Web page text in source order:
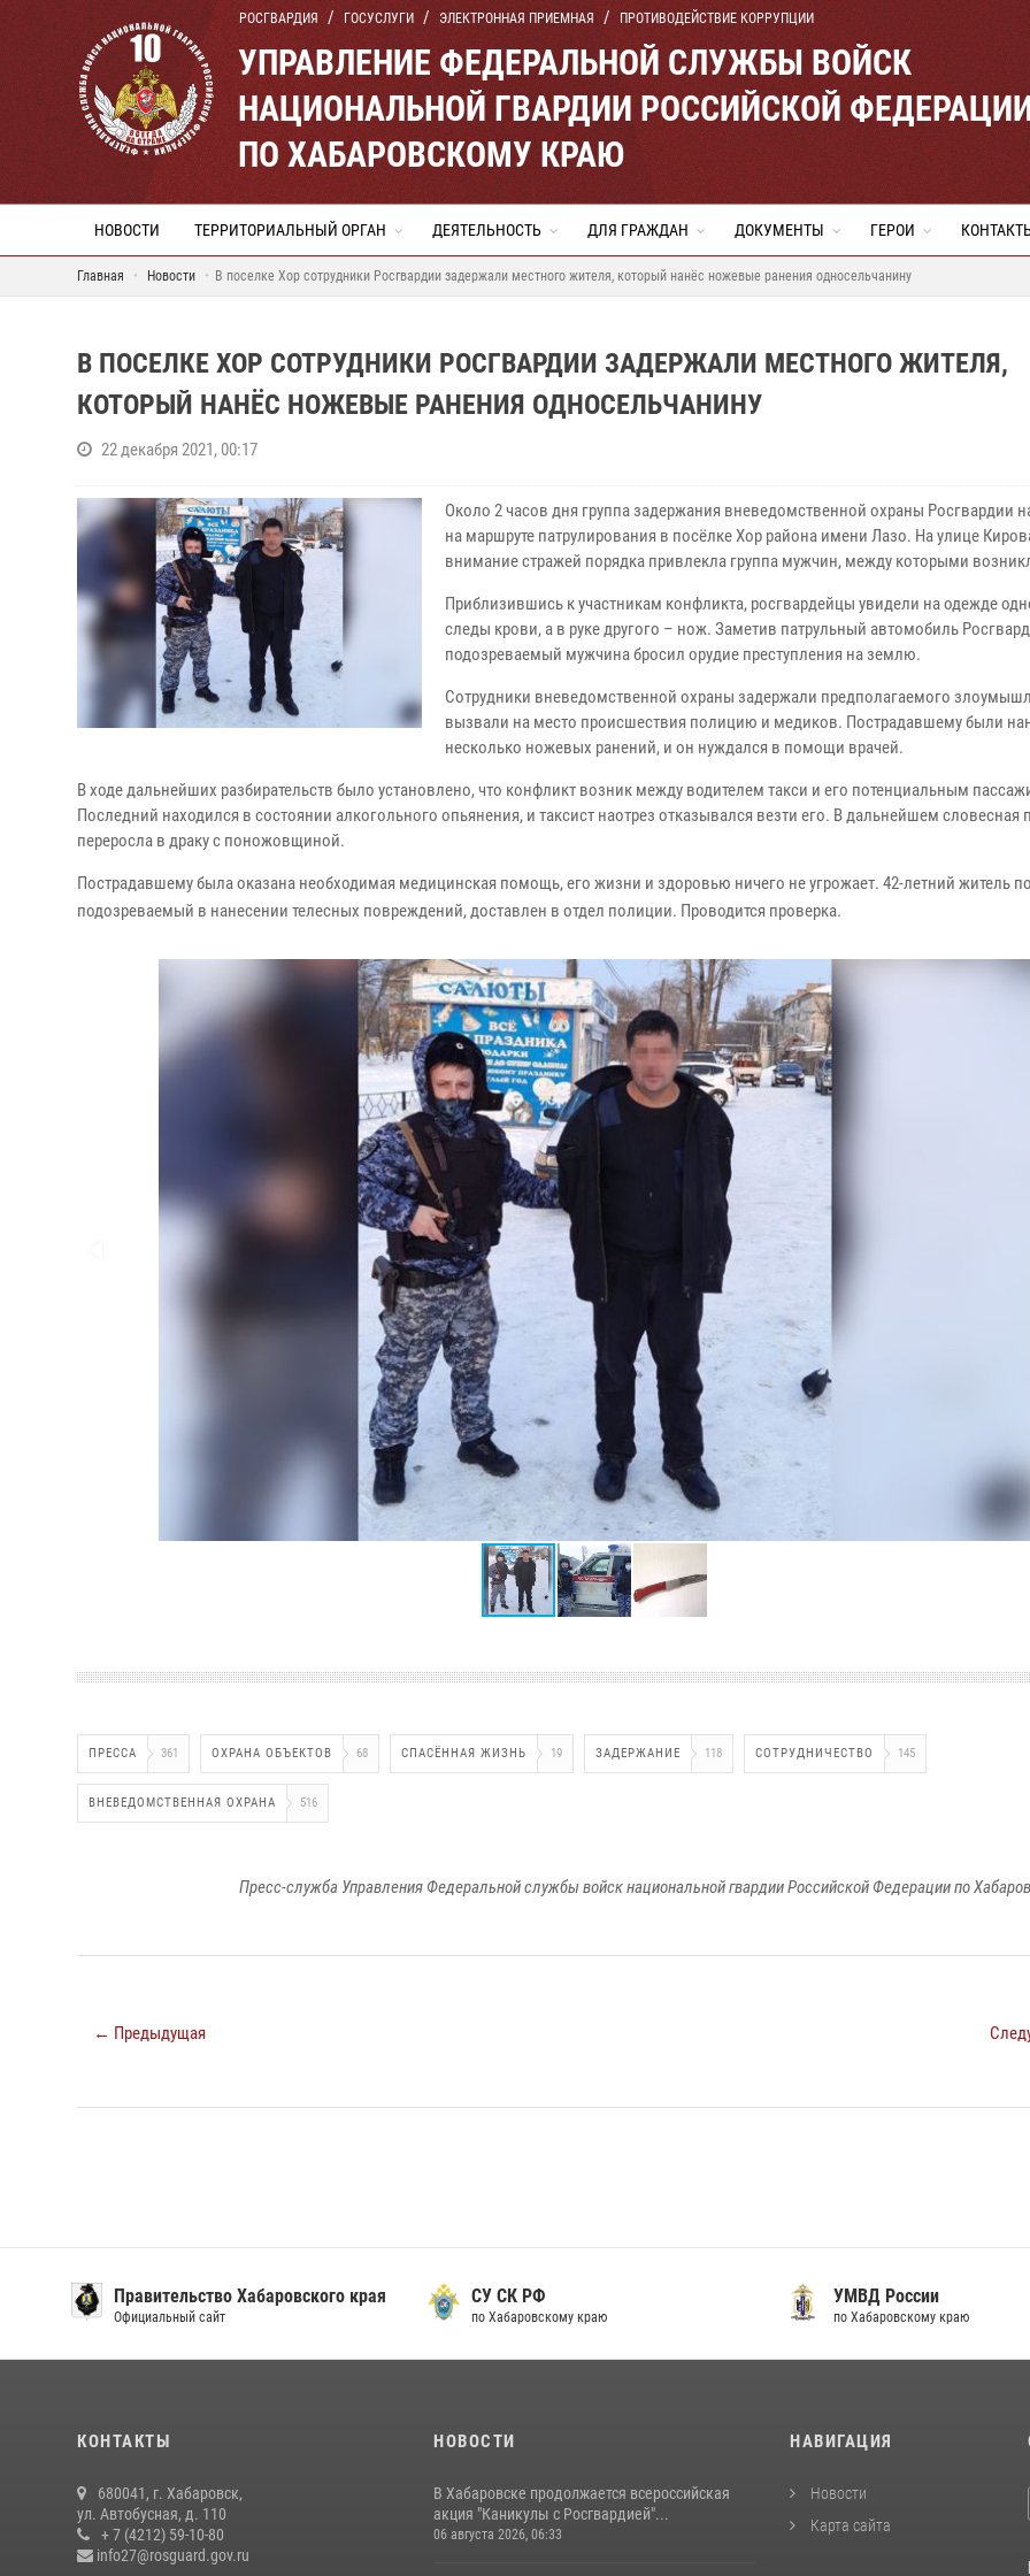
РОСГВАРДИЯ ГОСУСЛУГИ ЭЛЕКТРОННАЯ ПРИЕМНАЯ ПРОТИВОДЕЙСТВИЕ КОРРУПЦИИ
УПРАВЛЕНИЕ ФЕДЕРАЛЬНОЙ СЛУЖБЫ ВОЙСК
НАЦИОНАЛЬНОЙ ГВАРДИИ РОССИЙСКОЙ
ПО ХАБАРОВСКОМУ КРАЮ
НОВОСТИ ТЕРРИТОРИАЛЬНЫЙ ОРГАН ДЕЯТЕЛЬНОСТЬ ДЛЯ ГРАЖДАН ДОКУМЕНТЫ ГЕРОИ
Главная Новости В поселке Хор сотрудники Росгвардии задержали местного жителя, который нанёс ножевые ранения односельчанину
В ПОСЕЛКЕ ХОР СОТРУДНИКИ РОСГВАРДИИ ЗАДЕРЖАЛИ МЕСТНОГО ЖИТЕЛЯ,
КОТОРЫЙ НАНЁС НОЖЕВЫЕ РАНЕНИЯ ОДНОСЕЛЬЧАНИНУ
22 декабря 2021, 00:17
Около 2 часов дня группа задержания вневедомственной охраны Росгвардии
на маршруте патрулирования в посёлке Хор района имени Лазо. На улице
внимание стражей порядка привлекла группа мужчин, между которыми
Приблизившись к участникам конфликта, росгвардейцы увидели на одежде
следы крови, а в руке другого – нож. Заметив патрульный автомобиль
подозреваемый мужчина бросил орудие преступления на землю.
Сотрудники вневедомственной охраны задержали предполагаемого
вызвали на место происшествия полицию и медиков. Пострадавшему были
несколько ножевых ранений, и он нуждался в помощи врачей.
В ходе дальнейших разбирательств было установлено, что конфликт возник между водителем такси и его потенциальным
Последний находился в состоянии алкогольного опьянения, и таксист наотрез отказывался везти его. В дальнейшем словесная
переросла в драку с поножовщиной.
Пострадавшему была оказана необходимая медицинская помощь, его жизни и здоровью ничего не угрожает. 42-летний житель
подозреваемый в нанесении телесных повреждений, доставлен в отдел полиции. Проводится проверка.
ПРЕССА 361 ОХРАНА ОБЪЕКТОВ 68 СПАСЁННАЯ ЖИЗНЬ 19 ЗАДЕРЖАНИЕ 118 СОТРУДНИЧЕСТВО 145
ВНЕВЕДОМСТВЕННАЯ ОХРАНА 516
Пресс-служба Управления Федеральной службы войск национальной гвардии Российской Федерации по
← Предыдущая
Правительство Хабаровского края
Официальный сайт
СУ СК РФ
по Хабаровскому краю
УМВД России
по Хабаровскому краю
КОНТАКТЫ
680041, г. Хабаровск,
ул. Автобусная, д. 110
+ 7 (4212) 59-10-80
info27@rosguard.gov.ru
НОВОСТИ
В Хабаровске продолжается всероссийская
акция "Каникулы с Росгвардией"...
06 августа 2026, 06:33
НАВИГАЦИЯ
Новости
Карта сайта